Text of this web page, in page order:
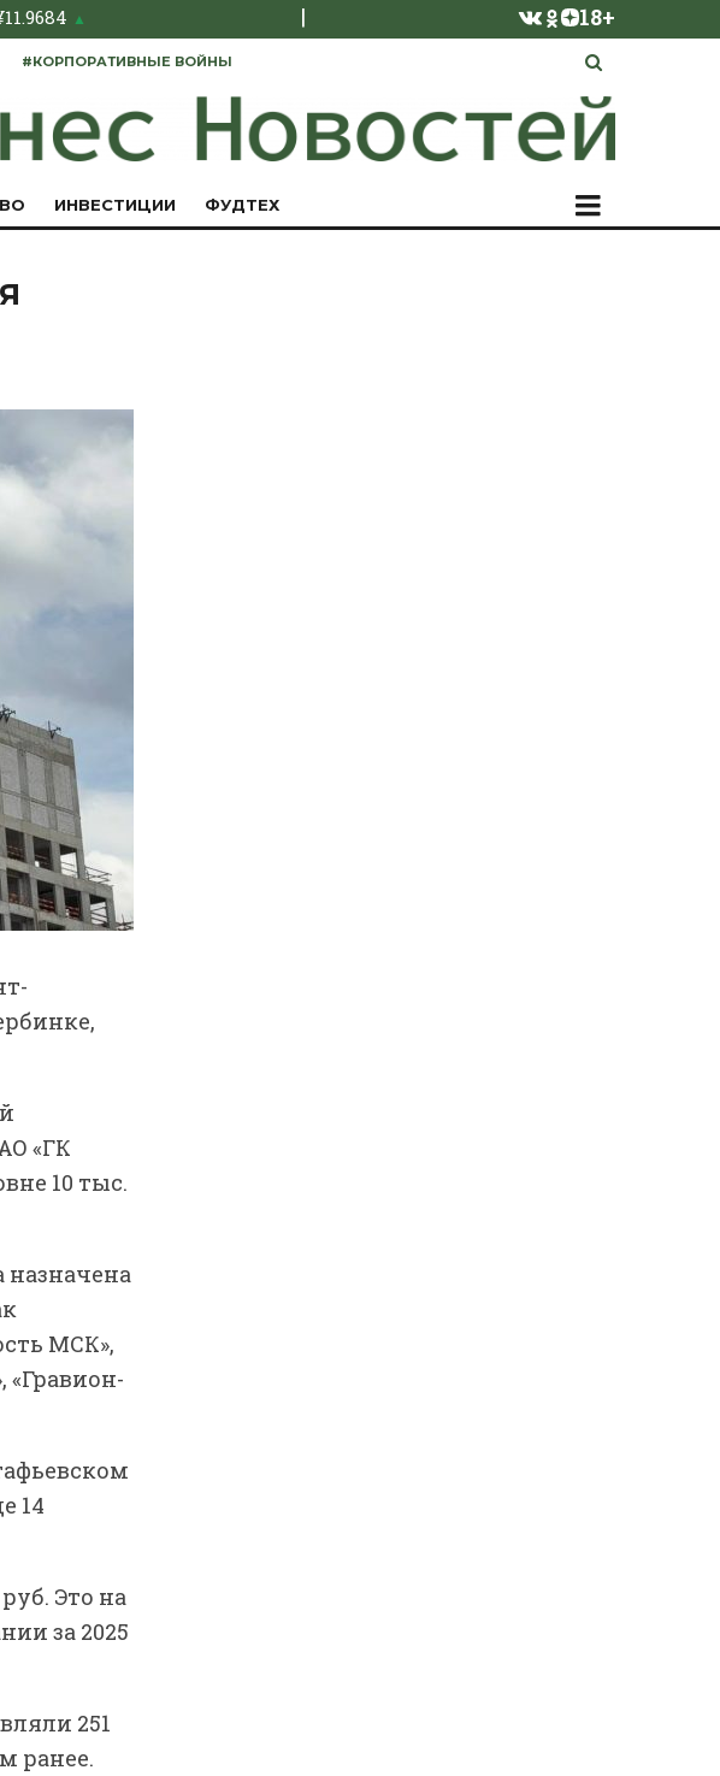
11.9684 ▲ | 18+
#КОРПОРАТИВНЫЕ ВОЙНЫ
ИНВЕСТИЦИИ ФУДТЕХ
«ГК
10 тыс.
назначена
МСК»,
«Гравион-
14
Это на
за 2025
251
ранее.